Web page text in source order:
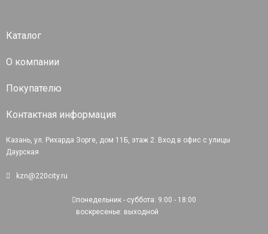
Каталог
О компании
Покупателю
Контактная информация
Казань, ул. Рихарда Зорге, дом 11Б, этаж 2. Вход в офис с улицы
Даурская
kzn@220city.ru
понедельник - суббота: 9:00 - 18:00
воскресенье: выходной